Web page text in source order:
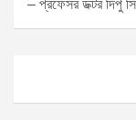
– প্রফেসর ডক্টর দিপু